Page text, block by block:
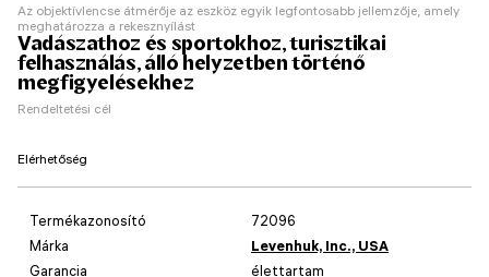
Az objektívlencse átmérője az eszköz egyik legfontosabb jellemzője, amely
meghatározza a rekesznyílást
Vadászathoz és sportokhoz, turisztikai
felhasználás, álló helyzetben történő
megfigyelésekhez
Rendeltetési cél
Elérhetőség
Termékazonosító
72096
Márka
Levenhuk, Inc., USA
Garancia
élettartam